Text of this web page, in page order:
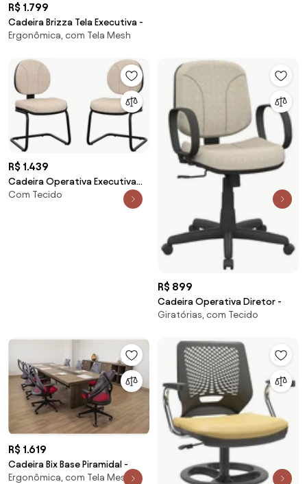
R$ 1.799
Cadeira Brizza Tela Executiva -
Ergonômica, com Tela Mesh
R$ 1.439
Cadeira Operativa Executiva
Aproximação S 2 Unidades -
Com Tecido
R$ 899
Cadeira Operativa Diretor -
Giratórias, com Tecido
R$ 1.619
Cadeira Bix Base Piramidal -
Ergonômica, com Tela Mesh